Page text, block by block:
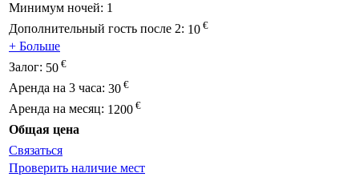
Минимум ночей: 1
Дополнительный гость после 2: 10 €
+ Больше
Залог: 50 €
Аренда на 3 часа: 30 €
Аренда на месяц: 1200 €
Общая цена
Связаться
Проверить наличие мест